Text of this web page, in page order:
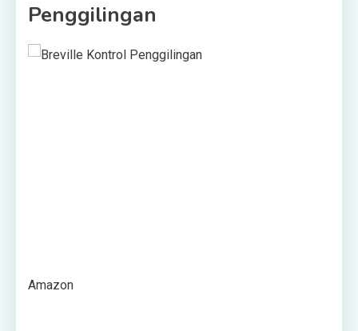
Penggilingan
Amazon